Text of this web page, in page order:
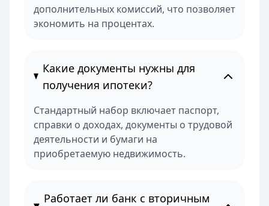
дополнительных комиссий, что позволяет
экономить на процентах.
Какие документы нужны для
получения ипотеки?
Стандартный набор включает паспорт,
справки о доходах, документы о трудовой
деятельности и бумаги на
приобретаемую недвижимость.
Работает ли банк с вторичным